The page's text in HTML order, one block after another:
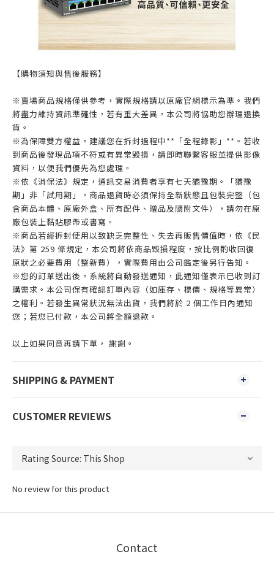
【購物須知與售後服務】
※賣場商品規格僅供參考，實際規格請以原廠官網標示為準。我們
將盡力維持資訊準確性，若有重大差異，本公司將協助您辦理退換
貨。
※為保障雙方權益，建議您在拆封過程中**「全程錄影」**。若收
到商品後發現品項不符或有異常毀損，請即時聯繫客服並提供影像
資料，以便我們優先為您處理。
※依《消保法》規定，通訊交易消費者享有七天猶豫期。「猶豫
期」非「試用期」，商品退貨時必須保持全新狀態且包裝完整（包
含商品本體、原廠外盒、所有配件、贈品及隨附文件），請勿在原
廠包裝上黏貼膠帶或書寫。
※商品若經拆封使用以致缺乏完整性、失去再販售價值時，依《民
法》第 259 條規定，本公司將依商品毀損程度，按比例酌收回復
原狀之必要費用（整新費），實際費用由公司鑑定後另行告知。
※您的訂單送出後，系統將自動發送通知，此通知僅表示已收到訂
購需求。本公司保有確認訂單內容（如庫存、標價、規格等異常）
之權利。若發生異常狀況無法出貨，我們將於 2 個工作日內通知
您；若您已付款，本公司將全額退款。
以上如果同意再請下單， 謝謝。
SHIPPING & PAYMENT
CUSTOMER REVIEWS
No review for this product
Contact